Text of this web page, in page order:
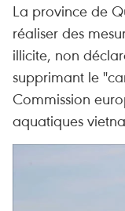
La province de
réaliser des
illicite, non
supprimant le
Commission
aquatiques